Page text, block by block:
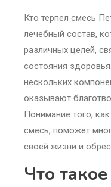
Кто терпел смесь
лечебный состав,
различных целей,
состояния
нескольких
оказывают
Понимание того,
смесь, поможет
своей жизни и
Что